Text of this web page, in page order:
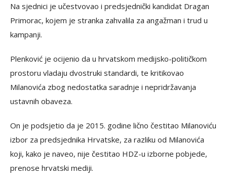
Na sjednici je učestvovao i predsjednički kandidat Dragan
Primorac, kojem je stranka zahvalila za angažman i trud u
kampanji.
Plenković je ocijenio da u hrvatskom medijsko-političkom
prostoru vladaju dvostruki standardi, te kritikovao
Milanovića zbog nedostatka saradnje i nepridržavanja
ustavnih obaveza.
On je podsjetio da je 2015. godine lično čestitao Milanoviću
izbor za predsjednika Hrvatske, za razliku od Milanovića
koji, kako je naveo, nije čestitao HDZ-u izborne pobjede,
prenose hrvatski mediji.